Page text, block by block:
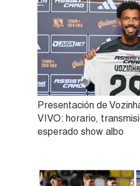
Presentación de
VIVO: horario,
esperado show albo